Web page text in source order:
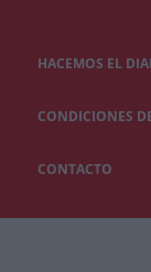
HACEMOS EL
CONDICIONES
CONTACTO